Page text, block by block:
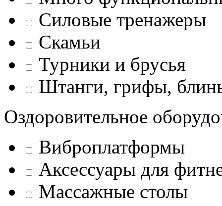
Силовые тренажеры
Скамьи
Турники и брусья
Штанги, грифы,
Оздоровительное
Виброплатформы
Аксессуары для
Массажные столы